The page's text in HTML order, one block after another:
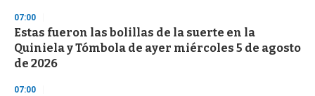
d
s
o
f
3
s
07:00
Estas fueron las bolillas de la suerte en la
Quiniela y Tómbola de ayer miércoles 5 de agosto
de 2026
07:00